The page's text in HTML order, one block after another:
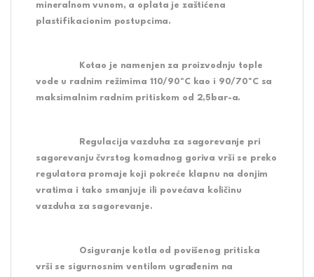
mineralnom vunom, a oplata je zaštićena
plastifikacionim postupcima.
Kotao je namenjen za proizvodnju tople
vode u radnim režimima 110/90ºC kao i 90/70ºC sa
maksimalnim radnim pritiskom od 2,5bar-a.
Regulacija vazduha za sagorevanje pri
sagorevanju čvrstog komadnog goriva vrši se preko
regulatora promaje koji pokreće klapnu na donjim
vratima i tako smanjuje ili povećava količinu
vazduha za sagorevanje.
Osiguranje kotla od povišenog pritiska
vrši se sigurnosnim ventilom ugrađenim na